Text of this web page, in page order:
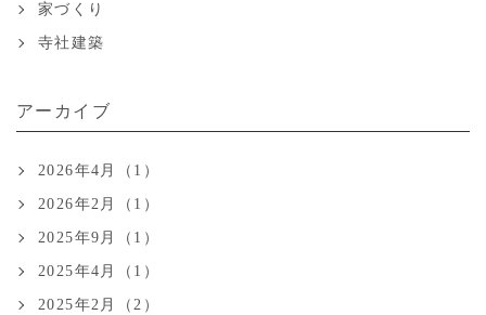
家づくり
寺社建築
アーカイブ
2026年4月（1）
2026年2月（1）
2025年9月（1）
2025年4月（1）
2025年2月（2）